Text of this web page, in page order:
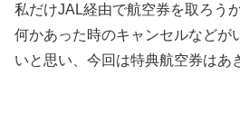
私だけJAL経由で航空券を取ろう
何かあった時のキャンセルなどが
いと思い、今回は特典航空券はあ